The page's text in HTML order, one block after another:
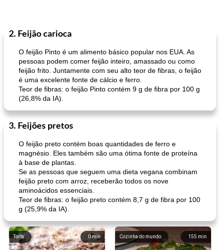
2. Feijão carioca
O feijão Pinto é um alimento básico popular nos EUA. As
pessoas podem comer feijão inteiro, amassado ou como
feijão frito. Juntamente com seu alto teor de fibras, o feijão
é uma excelente fonte de cálcio e ferro.
Teor de fibras: o feijão Pinto contém 9 g de fibra por 100 g
(26,8% da IA).
3. Feijões pretos
O feijão preto contém boas quantidades de ferro e
magnésio. Eles também são uma ótima fonte de proteína
à base de plantas.
Se as pessoas que seguem uma dieta vegana combinam
feijão preto com arroz, receberão todos os nove
aminoácidos essenciais.
Teor de fibras: o feijão preto contém 8,7 g de fibra por 100
g (25,9% da IA).
0min
Torta 155 min
Cozinha do mundo